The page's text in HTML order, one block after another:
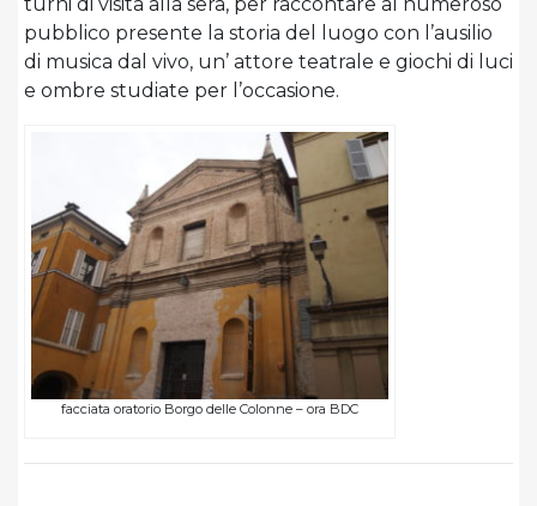
pubblico presente la storia del luogo con l’ausilio
di musica dal vivo, un’ attore teatrale e giochi di luci
e ombre studiate per l’occasione.
facciata oratorio Borgo delle Colonne – ora BDC